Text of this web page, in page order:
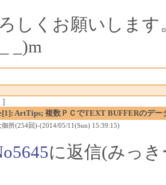
しくお願いします
_)m
]
ArtTips; 複数ＰＣでTEXT BUFFERのデー
御所(254回)-(2014/05/11(Sun) 15:39:15)
に返信(みっ